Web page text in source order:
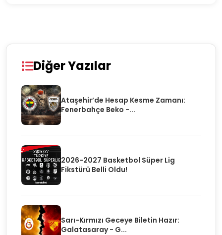
Diğer Yazılar
Ataşehir’de Hesap Kesme Zamanı:
Fenerbahçe Beko -...
2026-2027 Basketbol Süper Lig
Fikstürü Belli Oldu!
Sarı-Kırmızı Geceye Biletin Hazır:
Galatasaray - G...